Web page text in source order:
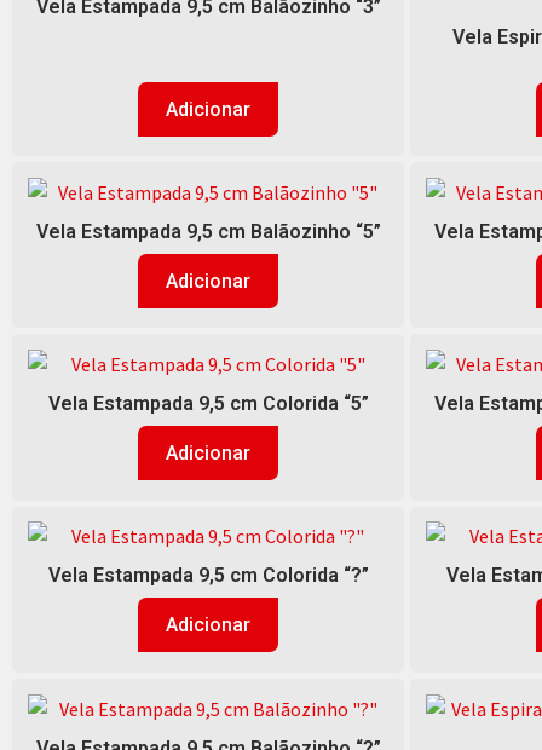
Vela Estampada 9,5 cm Balãozinho “3”
Adicionar
Vela
Vela Estampada 9,5 cm Balãozinho “5”
Adicionar
Vela
Vela Estampada 9,5 cm Colorida “5”
Adicionar
Vela
Vela Estampada 9,5 cm Colorida “?”
Adicionar
Vela